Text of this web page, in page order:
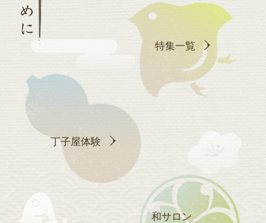
特集一覧
丁子屋体験
和サロン